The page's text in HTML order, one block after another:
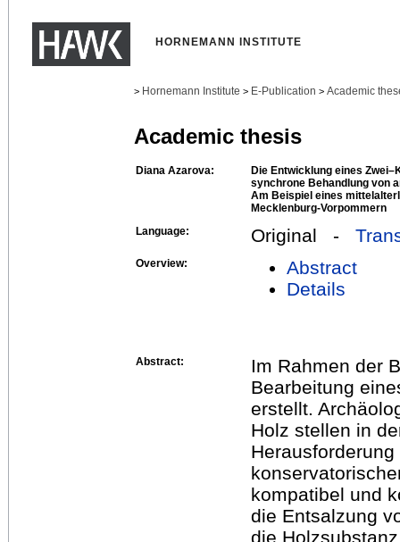
HORNEMANN INSTITUTE
> Hornemann Institute > E-Publication > Academic
Academic thesis
Diana Azarova:
Die Entwicklung eines
synchrone Behandlung von
Am Beispiel eines
Mecklenburg-Vorpommern
Language:
Original -
Overview:
Abstract
Details
Abstract:
Im Rahmen der
Bearbeitung
erstellt.
Holz stellen in
kompatibel und
die Entsalzung
die